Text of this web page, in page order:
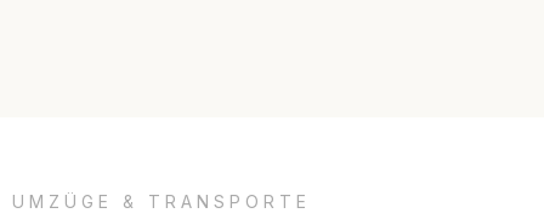
UMZÜGE & TRANSPORTE